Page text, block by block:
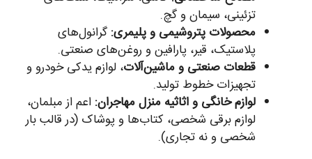
تزئینی، سیمان و گچ.
محصولات پتروشیمی و پلیمری: گرانول‌های
پلاستیک، قیر، پارافین و روغن‌های صنعتی.
قطعات صنعتی و ماشین‌آلات، لوازم یدکی خودرو و
تجهیزات خطوط تولید.
لوازم خانگی و اثاثیه منزل مهاجران: اعم از مبلمان،
لوازم برقی شخصی، کتاب‌ها و پوشاک (در قالب بار
شخصی و نه تجاری).